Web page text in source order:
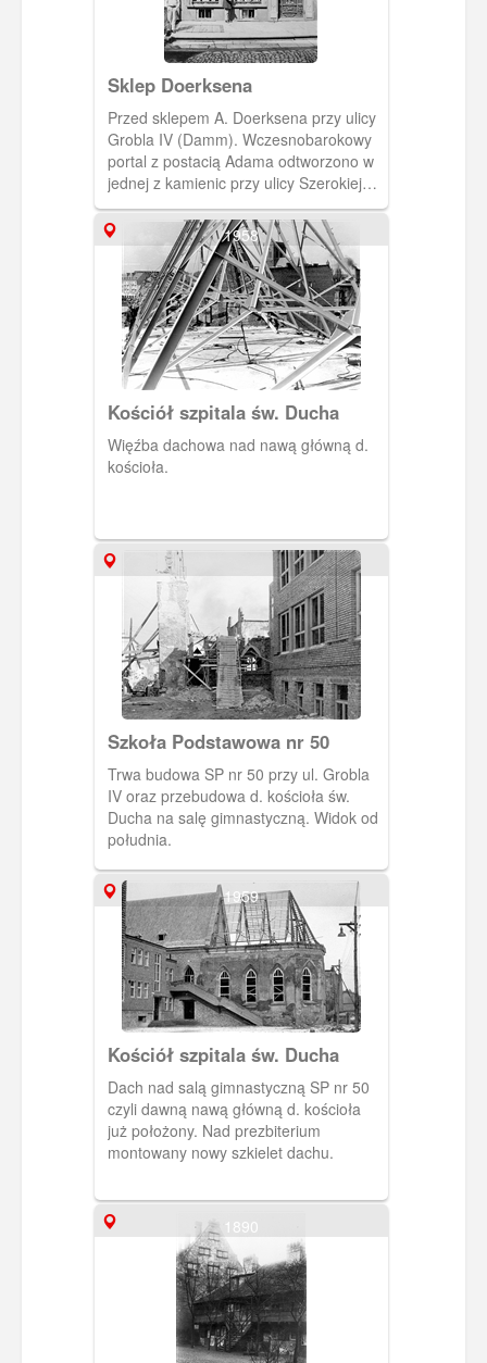
Sklep Doerksena
Przed sklepem A. Doerksena przy ulicy
Grobla IV (Damm). Wczesnobarokowy
portal z postacią Adama odtworzono w
jednej z kamienic przy ulicy Szerokiej
(Breitgasse). (Ok. 1870)
[IDX:1770,1207] 1958
Kościół szpitala św. Ducha
Więźba dachowa nad nawą główną d.
kościoła.
Szkoła Podstawowa nr 50
Trwa budowa SP nr 50 przy ul. Grobla
IV oraz przebudowa d. kościoła św.
Ducha na salę gimnastyczną. Widok od
południa.
1959
Kościół szpitala św. Ducha
Dach nad salą gimnastyczną SP nr 50
czyli dawną nawą główną d. kościoła
już położony. Nad prezbiterium
montowany nowy szkielet dachu.
1890